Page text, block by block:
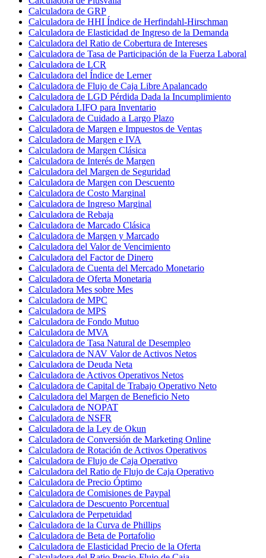
Calculadora de GRP
Calculadora de HHI Índice de Herfindahl-Hirschman
Calculadora de Elasticidad de Ingreso de la Demanda
Calculadora del Ratio de Cobertura de Intereses
Calculadora de Tasa de Participación de la Fuerza Laboral
Calculadora de LCR
Calculadora del Índice de Lerner
Calculadora de Flujo de Caja Libre Apalancado
Calculadora de LGD Pérdida Dada la Incumplimiento
Calculadora LIFO para Inventario
Calculadora de Cuidado a Largo Plazo
Calculadora de Margen e Impuestos de Ventas
Calculadora de Margen e IVA
Calculadora de Margen Clásica
Calculadora de Interés de Margen
Calculadora del Margen de Seguridad
Calculadora de Margen con Descuento
Calculadora de Costo Marginal
Calculadora de Ingreso Marginal
Calculadora de Rebaja
Calculadora de Marcado Clásica
Calculadora de Margen y Marcado
Calculadora del Valor de Vencimiento
Calculadora del Factor de Dinero
Calculadora de Cuenta del Mercado Monetario
Calculadora de Oferta Monetaria
Calculadora Mes sobre Mes
Calculadora de MPC
Calculadora de MPS
Calculadora de Fondo Mutuo
Calculadora de MVA
Calculadora de Tasa Natural de Desempleo
Calculadora de NAV Valor de Activos Netos
Calculadora de Deuda Neta
Calculadora de Activos Operativos Netos
Calculadora de Capital de Trabajo Operativo Neto
Calculadora del Margen de Beneficio Neto
Calculadora de NOPAT
Calculadora de NSFR
Calculadora de la Ley de Okun
Calculadora de Conversión de Marketing Online
Calculadora de Rotación de Activos Operativos
Calculadora de Flujo de Caja Operativo
Calculadora del Ratio de Flujo de Caja Operativo
Calculadora de Precio Óptimo
Calculadora de Comisiones de Paypal
Calculadora de Descuento Porcentual
Calculadora de Perpetuidad
Calculadora de la Curva de Phillips
Calculadora de Beta de Portafolio
Calculadora de Elasticidad Precio de la Oferta